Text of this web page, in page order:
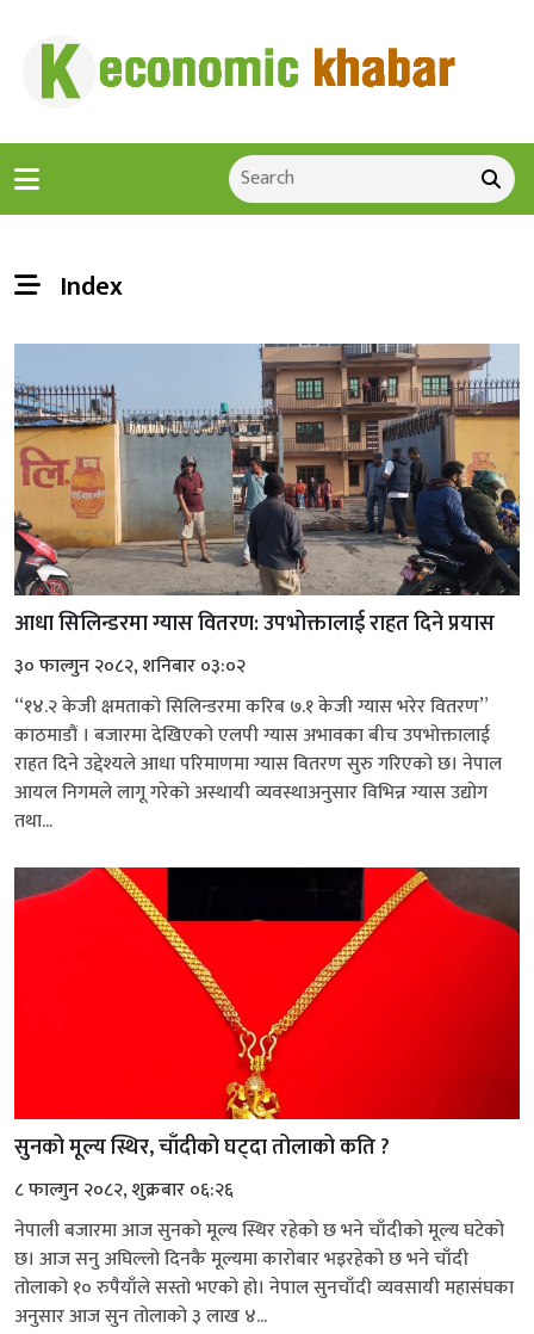
Index
आधा सिलिन्डरमा ग्यास वितरण: उपभोक्तालाई राहत दिने प्रयास
३० फाल्गुन २०८२, शनिबार ०३:०२
“१४.२ केजी क्षमताको सिलिन्डरमा करिब ७.१ केजी ग्यास भरेर वितरण”
काठमाडौं । बजारमा देखिएको एलपी ग्यास अभावका बीच उपभोक्तालाई
राहत दिने उद्देश्यले आधा परिमाणमा ग्यास वितरण सुरु गरिएको छ। नेपाल
आयल निगमले लागू गरेको अस्थायी व्यवस्थाअनुसार विभिन्न ग्यास उद्योग
तथा...
सुनको मूल्य स्थिर, चाँदीको घट्दा तोलाको कति ?
८ फाल्गुन २०८२, शुक्रबार ०६:२६
नेपाली बजारमा आज सुनको मूल्य स्थिर रहेको छ भने चाँदीको मूल्य घटेको
छ। आज सनु अघिल्लो दिनकै मूल्यमा कारोबार भइरहेको छ भने चाँदी
तोलाको १० रुपैयाँले सस्तो भएको हो। नेपाल सुनचाँदी व्यवसायी महासंघका
अनुसार आज सुन तोलाको ३ लाख ४...